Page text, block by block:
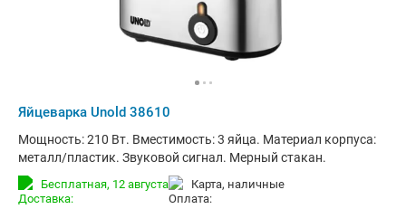
Яйцеварка Unold 38610
Мощность: 210 Вт. Вместимость: 3 яйца. Материал корпуса:
металл/пластик. Звуковой сигнал. Мерный стакан.
Бесплатная, 12 августа карта, наличные